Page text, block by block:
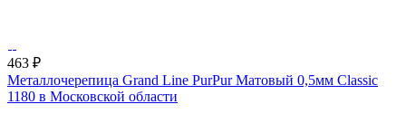
463 ₽
Металлочерепица Grand Line PurPur Матовый 0,5мм Classic
1180 в Московской области